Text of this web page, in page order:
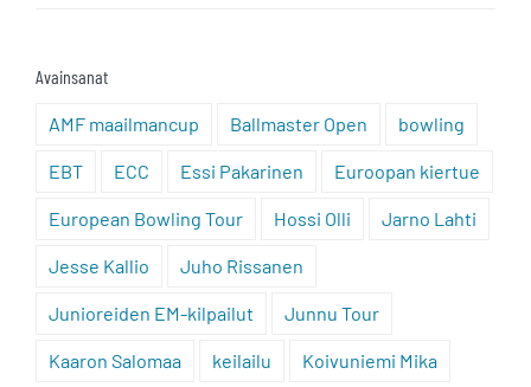
Avainsanat
AMF maailmancup Ballmaster Open bowling
EBT ECC Essi Pakarinen Euroopan kiertue
European Bowling Tour Hossi Olli Jarno Lahti
Jesse Kallio Juho Rissanen
Junioreiden EM-kilpailut Junnu Tour
Kaaron Salomaa keilailu Koivuniemi Mika